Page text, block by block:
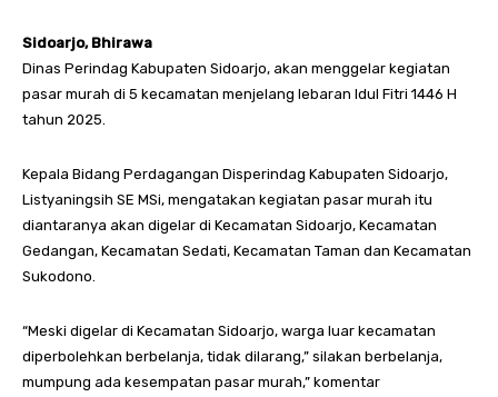
Sidoarjo, Bhirawa
Dinas Perindag Kabupaten Sidoarjo, akan menggelar kegiatan
pasar murah di 5 kecamatan menjelang lebaran Idul Fitri 1446 H
tahun 2025.
Kepala Bidang Perdagangan Disperindag Kabupaten Sidoarjo,
Listyaningsih SE MSi, mengatakan kegiatan pasar murah itu
diantaranya akan digelar di Kecamatan Sidoarjo, Kecamatan
Gedangan, Kecamatan Sedati, Kecamatan Taman dan Kecamatan
Sukodono.
“Meski digelar di Kecamatan Sidoarjo, warga luar kecamatan
diperbolehkan berbelanja, tidak dilarang,” silakan berbelanja,
mumpung ada kesempatan pasar murah,” komentar